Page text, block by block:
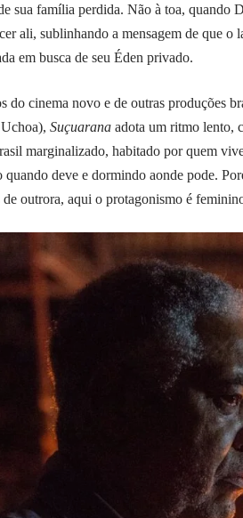
sua família perdida. Não à toa, quando
ali, sublinhando a mensagem de que
em busca de seu Éden privado.
do cinema novo e de outras produções
Suçuarana adota um ritmo lento,
marginalizado, habitado por quem
quando deve e dormindo aonde pode.
de outrora, aqui o protagonismo é